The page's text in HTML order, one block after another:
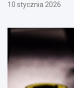
10 stycznia 2026